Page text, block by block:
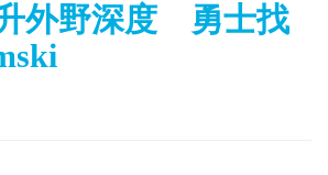
外野深度 勇士找